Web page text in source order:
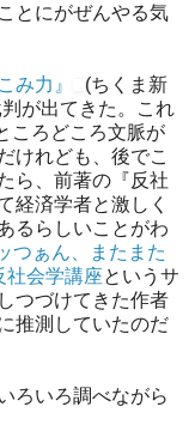
とにがぜんやる気
み力』
(ちくま新
が出てきた。これ
ころどころ文脈が
けれども、後でこ
ら、前著の『反社
経済学者と激しく
るらしいことがわ
つぁん、またまた
社会学講座というサ
つづけてきた作者
推測していたのだ
ろいろ調べながら